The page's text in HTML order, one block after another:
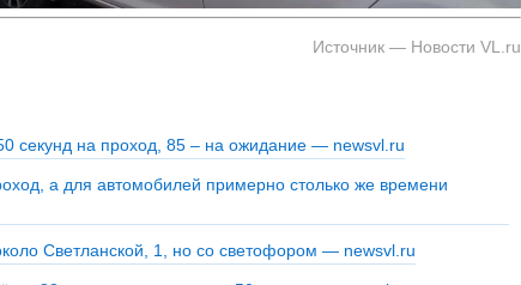
Источник — Новости VL.ru